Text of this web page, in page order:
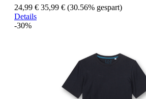
24,99 € 35,99 € (30.56% gespart)
Details
-30%